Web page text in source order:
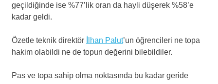
geçildiğinde ise %77’lik oran da hayli düşerek %58’e
kadar geldi.
Özetle teknik direktör İlhan Palut’un öğrencileri ne topa
hakim olabildi ne de topun değerini bilebildiler.
Pas ve topa sahip olma noktasında bu kadar geride